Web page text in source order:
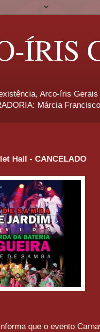
ÍRIS
Arco-íris
Márcia
Hall - CANCELADO
que o evento